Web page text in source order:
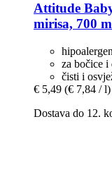
Attitude
mirisa, 700
za bočice i
čisti i
€ 5,49 (€ 7,84 / l)
Dostava do 12.